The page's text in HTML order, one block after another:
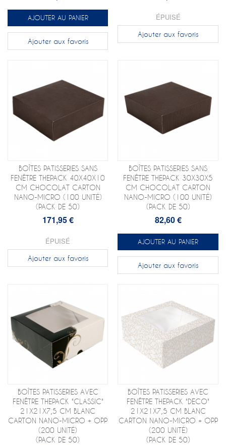
AJOUTER AU PANIER
Ajouter aux favoris
ÉPUISÉ
Ajouter aux favoris
BOÎTES PATISSERIES SANS
FENÊTRE THEPACK 40X40X10
CM CHOCOLAT CARTON
NANO-MICRO (100 UNITÉ)
(PACK DE 50)
171,95 €
ÉPUISÉ
Ajouter aux favoris
BOÎTES PATISSERIES SANS
FENÊTRE THEPACK 30X30X5
CM CHOCOLAT CARTON
NANO-MICRO (100 UNITÉ)
(PACK DE 50)
82,60 €
AJOUTER AU PANIER
Ajouter aux favoris
BOÎTES PATISSERIES AVEC
FENÊTRE THEPACK "CLASSIC"
21X21X7,5 CM BLANC
CARTON NANO-MICRO + OPP
(200 UNITÉ)
(PACK DE 50)
BOÎTES PATISSERIES AVEC
FENÊTRE THEPACK "DECO"
21X21X7,5 CM BLANC
CARTON NANO-MICRO + OPP
(200 UNITÉ)
(PACK DE 50)